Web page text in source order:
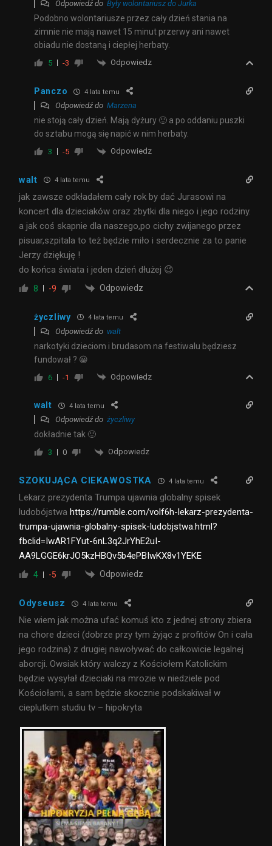
Odpowiedź do Były wolontariusz do Jurka
Podobno wolontariusze przez cały dzień stania na
zimnie nie mają nawet 15 minut przerwy ani nawet
obiadu nie dostaną i ciepłej herbaty.
5 -3 Odpowiedz
Panczo 4 lata temu
Odpowiedź do Marzena
nie stoją cały dzień. Mają dyżury 🙂 a po oddaniu puszki
do sztabu mogą się napić w nim herbaty.
3 -5 Odpowiedz
walt 4 lata temu
jak zawsze odkładałem cały rok by dać Jurasowi na
koncert dla dzieciaków oraz zbytki dla niego i jego rodziny.
a jak coś skapnie dla naszego,po cichy zwijanego przez
pisuar,szpitala to też będzie miło i serdecznie za to panie
Jerzy dziękuję !
do końca świata i jeden dzień dłużej 😉
8 -9 Odpowiedz
życzliwy 4 lata temu
Odpowiedź do walt
narkotyki dzieciom i brudasom na festiwalu będziesz
fundował ? 😀
6 -1 Odpowiedz
walt 4 lata temu
Odpowiedź do życzliwy
dokładnie tak 🙂
3 0 Odpowiedz
SZOKUJĄCA CIEKAWOSTKA 4 lata temu
Lekarz prezydenta Trumpa ujawnia globalny spisek
ludobójstwa https://rumble.com/volf6h-lekarz-prezydenta-
trumpa-ujawnia-globalny-spisek-ludobjstwa.html?
fbclid=IwAR1FYut-6nL3q2JrYhE2uI-
AA9LGGE6krJO5kzHBQv5b4ePBIwKX8v1YEKE
4 -5 Odpowiedz
Odyseusz 4 lata temu
Nie wiem jak można ufać komuś kto z jednej strony zbiera
na chore dzieci (dobrze przy tym żyjąc z profitów On i cała
jego rodzina) z drugiej nawoływać do całkowicie legalnej
aborcji. Owsiak który walczy z Kościołem Katolickim
będzie wysyłał dzieciaki na mrozie w niedziele pod
Kościołami, a sam będzie skocznie podskakiwał w
cieplutkim studiu tv – hipokryta